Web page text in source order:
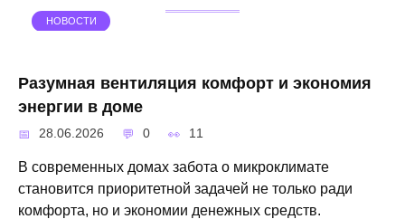
НОВОСТИ
Разумная вентиляция комфорт и экономия
энергии в доме
28.06.2026 0 11
В современных домах забота о микроклимате
становится приоритетной задачей не только ради
комфорта, но и экономии денежных средств.